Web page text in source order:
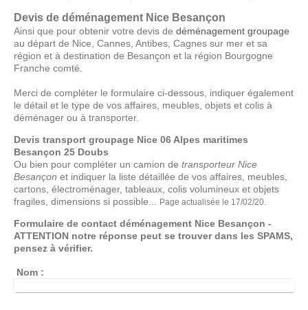
Devis de déménagement Nice Besançon
Ainsi que pour obtenir votre devis de déménagement groupage
au départ de Nice, Cannes, Antibes, Cagnes sur mer et sa
région et à destination de Besançon et la région Bourgogne
Franche comté.
Merci de compléter le formulaire ci-dessous, indiquer également
le détail et le type de vos affaires, meubles, objets et colis à
déménager ou à transporter.
Devis transport groupage Nice 06 Alpes maritimes
Besançon 25 Doubs
Ou bien pour compléter un camion de transporteur Nice
Besançon et indiquer la liste détaillée de vos affaires, meubles,
cartons, électroménager, tableaux, colis volumineux et objets
fragiles, dimensions si possible...
Page actualisée le 17/02/20.
Formulaire de contact déménagement Nice Besançon -
ATTENTION notre réponse peut se trouver dans les SPAMS,
pensez à vérifier.
Nom :